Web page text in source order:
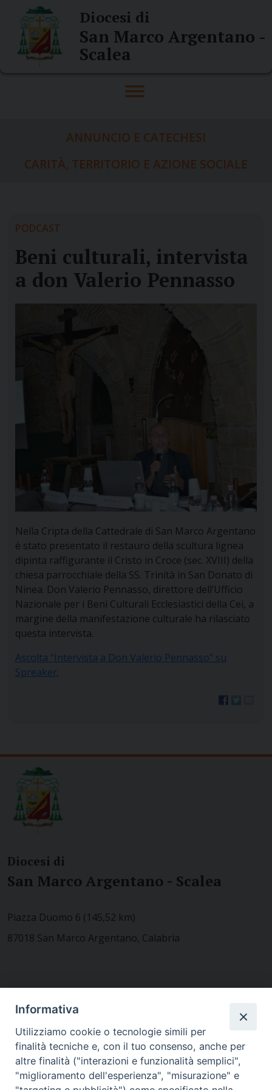
content
Diocesi di
San Marco Argentano -
Scalea
ANNUNCIO E CATECHESI
CARITÀ, TERRITORIO E AZIONE SOCIALE
PODCAST
Beni culturali, intervista
a don Valerio Pennasso
Nella Cripta della Cattedrale di San Marco Argentano
è stato presentato il restauro della scultura lignea
dipinta raffigurante il Cristo in Croce (sec. XVIII) della
chiesa parrocchiale della SS. Trinità in San Donato di
Ninea. Don Valerio Pennasso, direttore dell’Ufficio
Nazionale per i Beni Culturali Ecclesiastici della Cei, a
margine della manifestazione culturale ha rilasciato
questa intervista.
Ascolta “Intervista a Don Valerio Pennasso” su
Spreaker.
Diocesi di
San Marco Argentano - Scalea
Piazza Duomo 6 (145,52 km)
87018 San Marco Argentano, Calabria
MODULISTICA
Informativa
Utilizziamo cookie o tecnologie simili per
finalità tecniche e, con il tuo consenso, anche per
altre finalità ("interazioni e funzionalità semplici",
"miglioramento dell'esperienza", "misurazione" e